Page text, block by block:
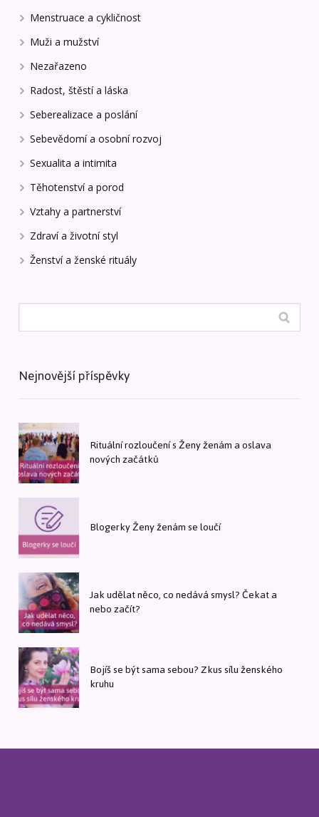
Menstruace a cykličnost
Muži a mužství
Nezařazeno
Radost, štěstí a láska
Seberealizace a poslání
Sebevědomí a osobní rozvoj
Sexualita a intimita
Těhotenství a porod
Vztahy a partnerství
Zdraví a životní styl
Ženství a ženské rituály
Nejnovější příspěvky
Rituální rozloučení s Ženy ženám a oslava
nových začátků
Blogerky Ženy ženám se loučí
Jak udělat něco, co nedává smysl? Čekat a
nebo začít?
Bojíš se být sama sebou? Zkus sílu ženského
kruhu